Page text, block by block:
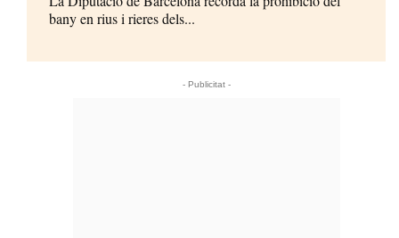
bany en rius i rieres dels...
- Publicitat -